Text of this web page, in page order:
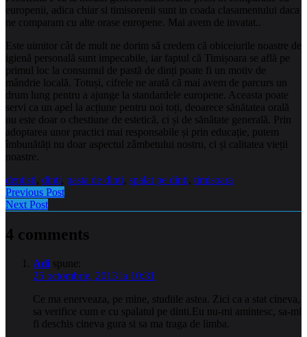
europenii, adica chiar si timisorenii sunt in coada clasamentului daca
ne comparam cu alte orase europene. Mai avem de invatat..
Este uimitor cât de mult ne dorim să credem că obiceiurile noastre de
igienă personală sunt impecabile, iar faptul că Timișoara se află pe
primul loc la consumul de pastă de dinți poate fi un motiv de
mândrie locală. Totuși, cifrele ne arată că mai avem de parcurs un
drum lung pentru a ajunge la standardele europene. Aceasta poate
servi ca un apel la acțiune pentru noi toți, deoarece sănătatea orală
nu este doar o chestiune de estetică, ci și de sănătate generală. Prin
adoptarea unor practici mai responsabile și prin educație, putem
îmbunătăți nu doar aspectul zâmbetului nostru, ci și calitatea vieții
noastre.
dentisti, dinti, pasta de dinti, spalat pe dinti, timisoara
Previous Post
Next Post
4 comments
Adi spune:
25 octombrie, 2013 la 10:31
Ce ma enerveaza, pe mine, studiile astea. Zici ca a stat cineva,
sa verifice cum e cu spalatul pe dinti.Eu nu-mi amintesc, sa-mi
fi deschis cineva gura si sa ma traga de limba.